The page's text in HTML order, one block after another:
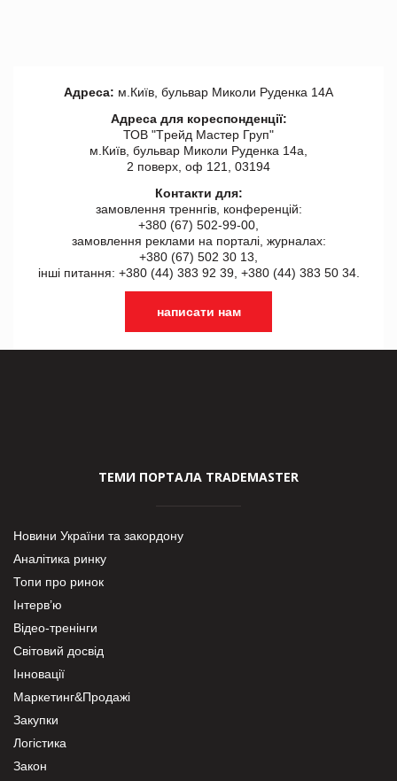
Адреса: м.Київ, бульвар Миколи Руденка 14А
Адреса для кореспонденції:
ТОВ "Tрейд Мастер Груп"
м.Київ, бульвар Миколи Руденка 14а,
2 поверх, оф 121, 03194
Контакти для:
замовлення треннгів, конференцій:
+380 (67) 502-99-00,
замовлення реклами на порталі, журналах:
+380 (67) 502 30 13,
інші питання: +380 (44) 383 92 39, +380 (44) 383 50 34.
написати нам
ТЕМИ ПОРТАЛА TRADEMASTER
Новини України та закордону
Аналітика ринку
Топи про ринок
Інтерв’ю
Відео-тренінги
Світовий досвід
Інновації
Маркетинг&Продажі
Закупки
Логістика
Закон